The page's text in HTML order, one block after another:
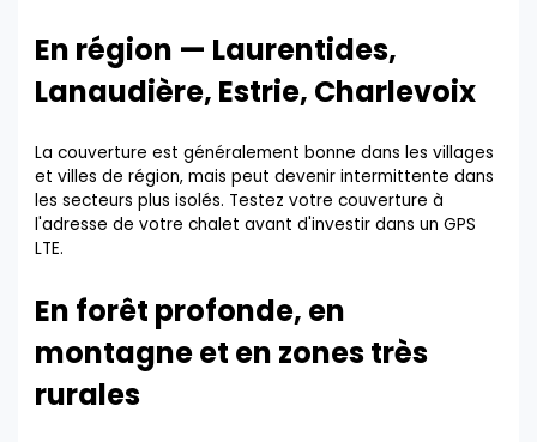
En région — Laurentides,
Lanaudière, Estrie, Charlevoix
La couverture est généralement bonne dans les villages
et villes de région, mais peut devenir intermittente dans
les secteurs plus isolés. Testez votre couverture à
l'adresse de votre chalet avant d'investir dans un GPS
LTE.
En forêt profonde, en
montagne et en zones très
rurales